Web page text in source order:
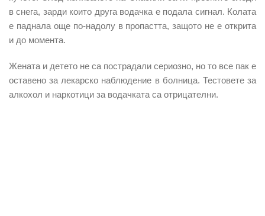
в снега, зарди които друга водачка е подала сигнал. Колата
е паднала ощепо-надолу в пропастта, защото не е открита
и до момента.
Жената и детето не са пострадали сериозно, но то все пак е
оставено за лекарско наблюдение в болница. Тестовете за
алкохол и наркотици за водачката са отрицателни.